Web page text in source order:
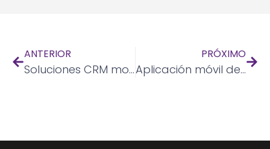
ANTERIOR
Soluciones CRM modernas
PRÓXIMO
Aplicación móvil de seguimiento y control de la salud